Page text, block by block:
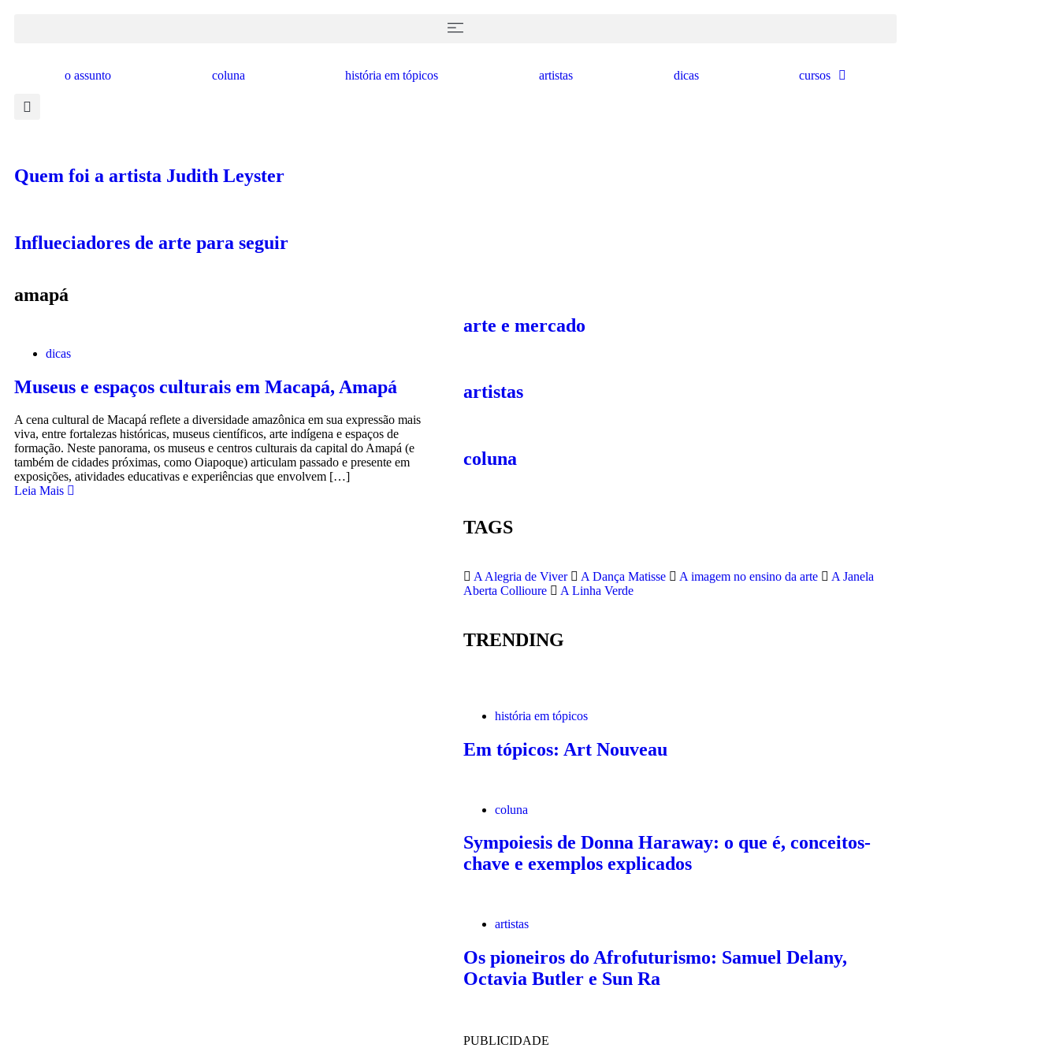
o assunto coluna história em tópicos artistas dicas cursos
Quem foi a artista Judith Leyster
Influeciadores de arte para seguir
amapá
dicas
Museus e espaços culturais em Macapá, Amapá
A cena cultural de Macapá reflete a diversidade amazônica em sua expressão mais
viva, entre fortalezas históricas, museus científicos, arte indígena e espaços de
formação. Neste panorama, os museus e centros culturais da capital do Amapá (e
também de cidades próximas, como Oiapoque) articulam passado e presente em
exposições, atividades educativas e experiências que envolvem […]
Leia Mais
arte e mercado
artistas
coluna
TAGS
A Alegria de Viver A Dança Matisse A imagem no ensino da arte
A Janela
Aberta Collioure
A Linha Verde
TRENDING
história em tópicos
Em tópicos: Art Nouveau
coluna
Sympoiesis de Donna Haraway: o que é, conceitos-
chave e exemplos explicados
artistas
Os pioneiros do Afrofuturismo: Samuel Delany,
Octavia Butler e Sun Ra
PUBLICIDADE